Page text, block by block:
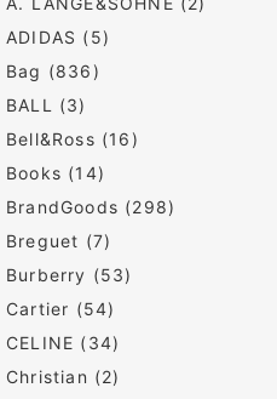
ADIDAS (5)
Bag (836)
BALL (3)
Bell&Ross (16)
Books (14)
BrandGoods (298)
Breguet (7)
Burberry (53)
Cartier (54)
CELINE (34)
Christian (2)